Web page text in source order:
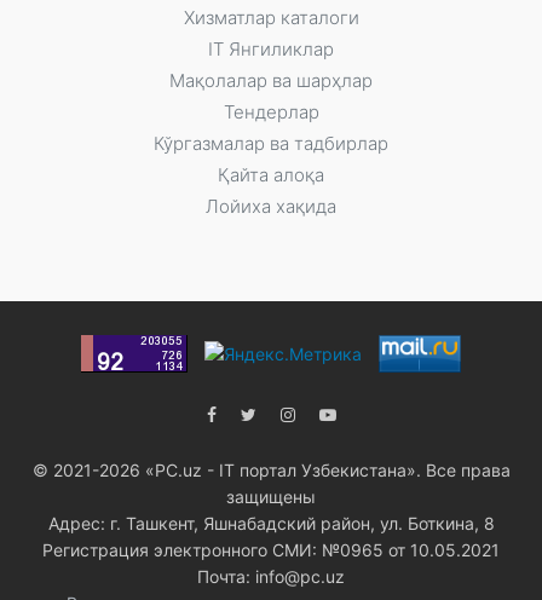
Xизматлар каталоги
IT Янгиликлар
Мақолалар ва шарҳлар
Тендерлар
Кўргазмалар ва тадбирлар
Қайта алоқа
Лойиха хақида
© 2021-2026 «PC.uz - IT портал Узбекистана». Все права
защищены
Адрес: г. Ташкент, Яшнабадский район, ул. Боткина, 8
Регистрация электронного СМИ: №0965 от 10.05.2021
Почта: info@pc.uz